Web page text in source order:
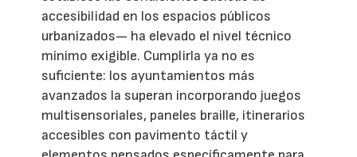
accesibilidad en los espacios públicos
urbanizados— ha elevado el nivel técnico
mínimo exigible. Cumplirla ya no es
suficiente: los ayuntamientos más
avanzados la superan incorporando juegos
multisensoriales, paneles braille, itinerarios
accesibles con pavimento táctil y